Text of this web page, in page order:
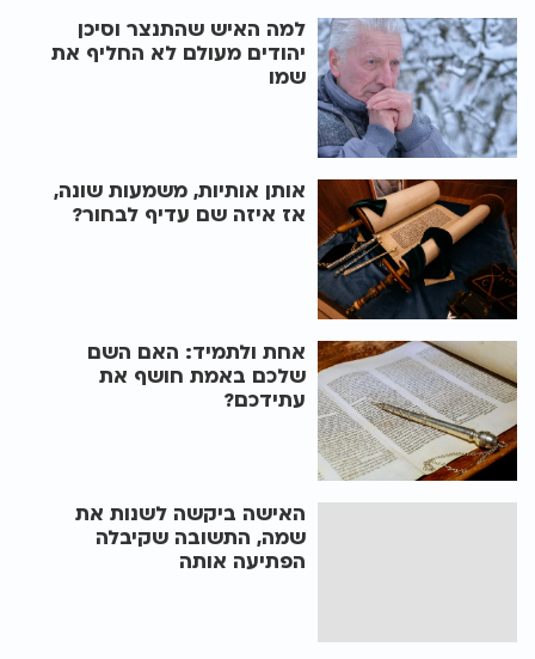
למה האיש שהתנצר וסיכן
יהודים מעולם לא החליף את
שמו
אותן אותיות, משמעות שונה,
אז איזה שם עדיף לבחור?
אחת ולתמיד: האם השם
שלכם באמת חושף את
עתידכם?
האישה ביקשה לשנות את
שמה, התשובה שקיבלה
הפתיעה אותה